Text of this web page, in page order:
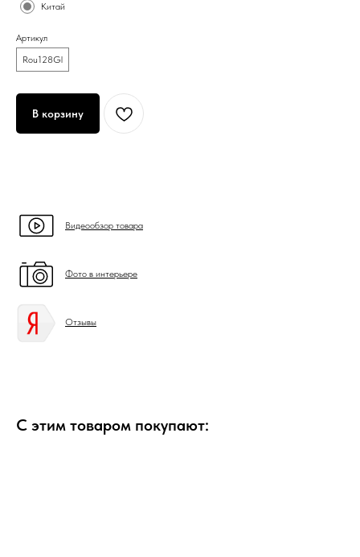
Китай
Артикул
Rou128Gl
В корзину
Видеообзор товара
Фото в интерьере
Отзывы
С этим товаром покупают: